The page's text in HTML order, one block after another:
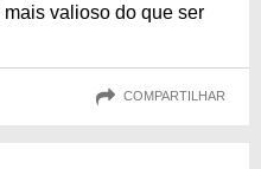
valioso do que ser
COMPARTILHAR